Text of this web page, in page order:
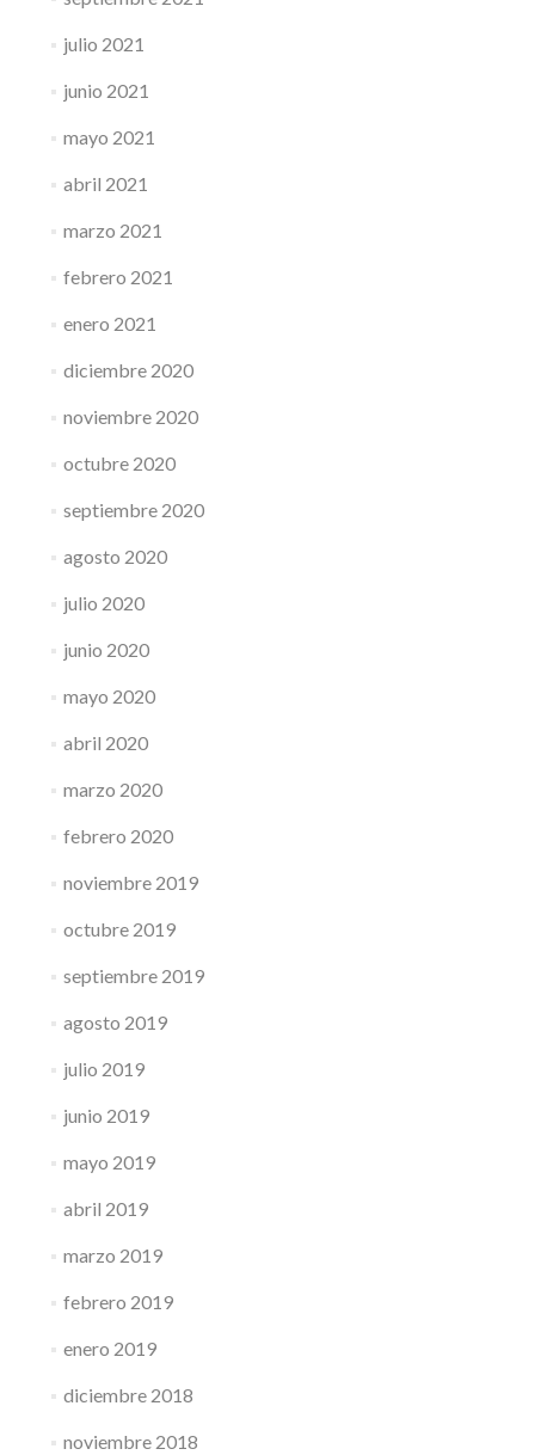
julio 2021
junio 2021
mayo 2021
abril 2021
marzo 2021
febrero 2021
enero 2021
diciembre 2020
noviembre 2020
octubre 2020
septiembre 2020
agosto 2020
julio 2020
junio 2020
mayo 2020
abril 2020
marzo 2020
febrero 2020
noviembre 2019
octubre 2019
septiembre 2019
agosto 2019
julio 2019
junio 2019
mayo 2019
abril 2019
marzo 2019
febrero 2019
enero 2019
diciembre 2018
noviembre 2018